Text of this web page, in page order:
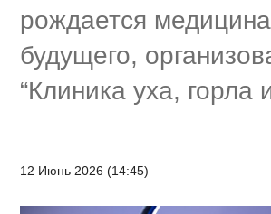
рождается медицина
будущего,
“Клиника уха, горла
12 Июнь 2026 (14:45)